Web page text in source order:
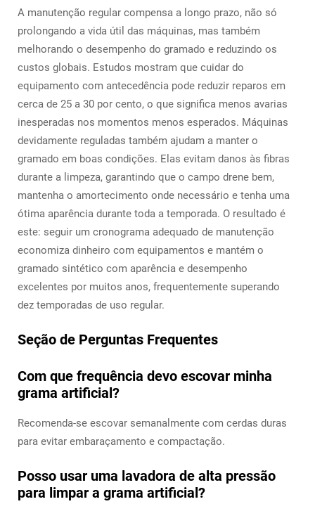
A manutenção regular compensa a longo prazo, não só
prolongando a vida útil das máquinas, mas também
melhorando o desempenho do gramado e reduzindo os
custos globais. Estudos mostram que cuidar do
equipamento com antecedência pode reduzir reparos em
cerca de 25 a 30 por cento, o que significa menos avarias
inesperadas nos momentos menos esperados. Máquinas
devidamente reguladas também ajudam a manter o
gramado em boas condições. Elas evitam danos às fibras
durante a limpeza, garantindo que o campo drene bem,
mantenha o amortecimento onde necessário e tenha uma
ótima aparência durante toda a temporada. O resultado é
este: seguir um cronograma adequado de manutenção
economiza dinheiro com equipamentos e mantém o
gramado sintético com aparência e desempenho
excelentes por muitos anos, frequentemente superando
dez temporadas de uso regular.
Seção de Perguntas Frequentes
Com que frequência devo escovar minha
grama artificial?
Recomenda-se escovar semanalmente com cerdas duras
para evitar embaraçamento e compactação.
Posso usar uma lavadora de alta pressão
para limpar a grama artificial?